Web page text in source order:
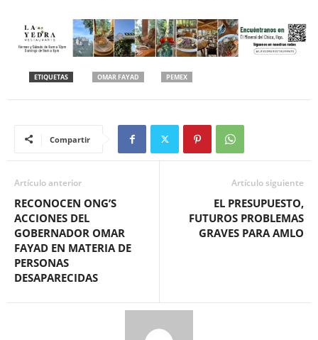
ETIQUETAS OMAR FAYAD PEMEX
Compartir
Artículo anterior
RECONOCEN ONG’S
ACCIONES DEL
GOBERNADOR OMAR
FAYAD EN MATERIA DE
PERSONAS
DESAPARECIDAS
Artículo siguiente
EL PRESUPUESTO,
FUTUROS PROBLEMAS
GRAVES PARA AMLO